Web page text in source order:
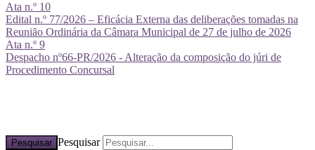
Ata n.º 10
Edital n.º 77/2026 – Eficácia Externa das deliberações tomadas na
Reunião Ordinária da Câmara Municipal de 27 de julho de 2026
Ata n.º 9
Despacho nº66-PR/2026 - Alteração da composição do júri de
Procedimento Concursal
Pesquisar Pesquisar